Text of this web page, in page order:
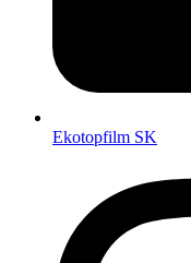
Ekotopfilm SK